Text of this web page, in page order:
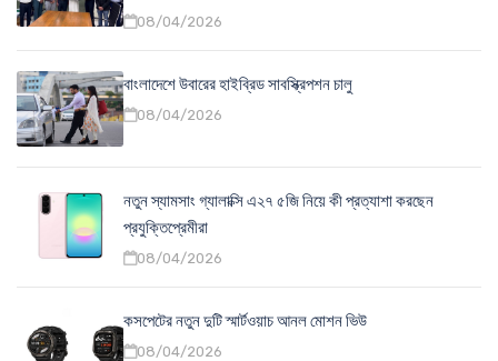
08/04/2026
বাংলাদেশে উবারের হাইব্রিড সাবস্ক্রিপশন চালু
08/04/2026
নতুন স্যামসাং গ্যালাক্সি এ২৭ ৫জি নিয়ে কী প্রত্যাশা করছেন
প্রযুক্তিপ্রেমীরা
08/04/2026
কসপেটের নতুন দুটি স্মার্টওয়াচ আনল মোশন ভিউ
08/04/2026